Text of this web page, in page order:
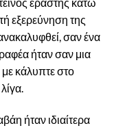
εξερεύνηση της
σαν ένα
ήταν σαν μια
κάλυπτε στο
ήταν ιδιαίτερα